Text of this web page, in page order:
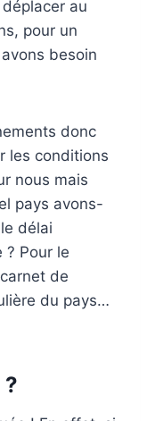
au
pour un
besoin
donc
les conditions
nous mais
pays avons-
délai
? Pour le
de
du pays…